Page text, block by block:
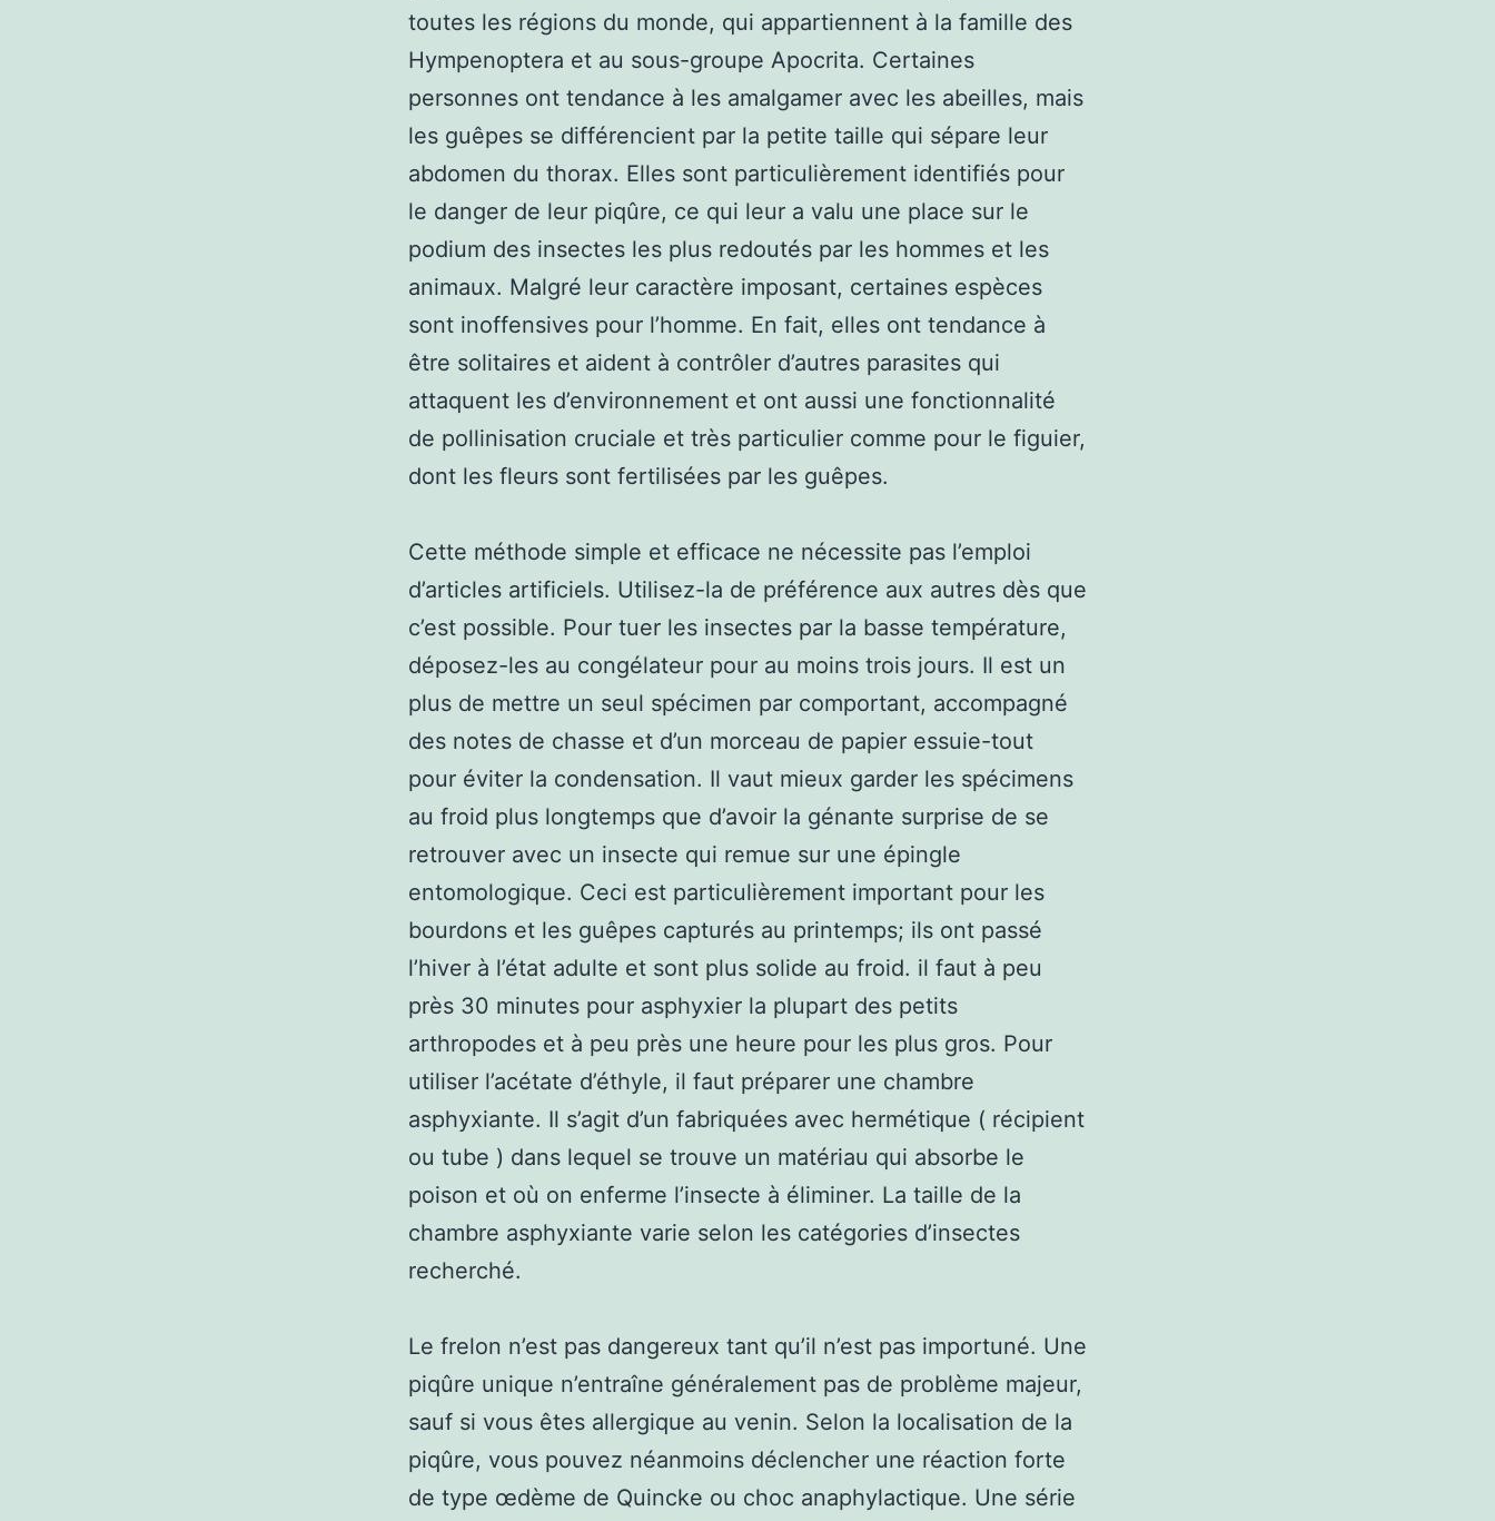
toutes les régions du monde, qui appartiennent à la famille des
Hympenoptera et au sous-groupe Apocrita. Certaines
personnes ont tendance à les amalgamer avec les abeilles, mais
les guêpes se différencient par la petite taille qui sépare leur
abdomen du thorax. Elles sont particulièrement identifiés pour
le danger de leur piqûre, ce qui leur a valu une place sur le
podium des insectes les plus redoutés par les hommes et les
animaux. Malgré leur caractère imposant, certaines espèces
sont inoffensives pour l’homme. En fait, elles ont tendance à
être solitaires et aident à contrôler d’autres parasites qui
attaquent les d’environnement et ont aussi une fonctionnalité
de pollinisation cruciale et très particulier comme pour le figuier,
dont les fleurs sont fertilisées par les guêpes.
Cette méthode simple et efficace ne nécessite pas l’emploi
d’articles artificiels. Utilisez-la de préférence aux autres dès que
c’est possible. Pour tuer les insectes par la basse température,
déposez-les au congélateur pour au moins trois jours. Il est un
plus de mettre un seul spécimen par comportant, accompagné
des notes de chasse et d’un morceau de papier essuie-tout
pour éviter la condensation. Il vaut mieux garder les spécimens
au froid plus longtemps que d’avoir la génante surprise de se
retrouver avec un insecte qui remue sur une épingle
entomologique. Ceci est particulièrement important pour les
bourdons et les guêpes capturés au printemps; ils ont passé
l’hiver à l’état adulte et sont plus solide au froid. il faut à peu
près 30 minutes pour asphyxier la plupart des petits
arthropodes et à peu près une heure pour les plus gros. Pour
utiliser l’acétate d’éthyle, il faut préparer une chambre
asphyxiante. Il s’agit d’un fabriquées avec hermétique ( récipient
ou tube ) dans lequel se trouve un matériau qui absorbe le
poison et où on enferme l’insecte à éliminer. La taille de la
chambre asphyxiante varie selon les catégories d’insectes
recherché.
Le frelon n’est pas dangereux tant qu’il n’est pas importuné. Une
piqûre unique n’entraîne généralement pas de problème majeur,
sauf si vous êtes allergique au venin. Selon la localisation de la
piqûre, vous pouvez néanmoins déclencher une réaction forte
de type œdème de Quincke ou choc anaphylactique. Une série